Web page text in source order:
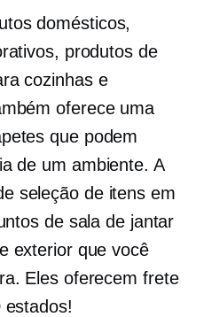
domésticos,
produtos de
cozinhas e
oferece uma
que podem
de um ambiente. A
seleção de itens em
de sala de jantar
exterior que você
Eles oferecem frete